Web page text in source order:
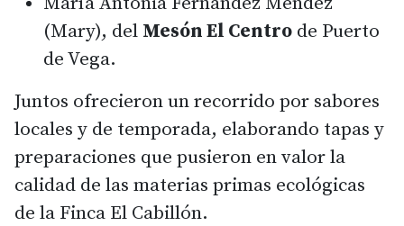
(Mary), del Mesón El Centro de Puerto
de Vega.
Juntos ofrecieron un recorrido por sabores
locales y de temporada, elaborando tapas y
preparaciones que pusieron en valor la
calidad de las materias primas ecológicas
de la Finca El Cabillón.